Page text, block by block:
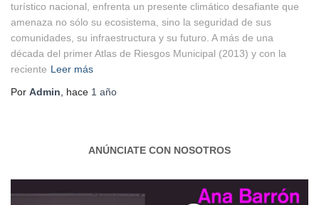
turístico nacional, enfrenta un presente climático desafiante que
amenaza no sólo su ecosistema, sino la seguridad de sus
comunidades, su infraestructura y su futuro. A más de una
década del primer Atlas de Riesgos Municipal (2013) y con la
reciente Leer más
Por Admin, hace 1 año
ANÚNCIATE CON NOSOTROS